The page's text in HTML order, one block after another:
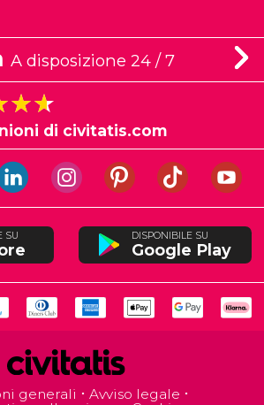
A disposizione 24 / 7
di civitatis.com
SU DISPONIBILE SU
Google Play
generali
Avviso legale